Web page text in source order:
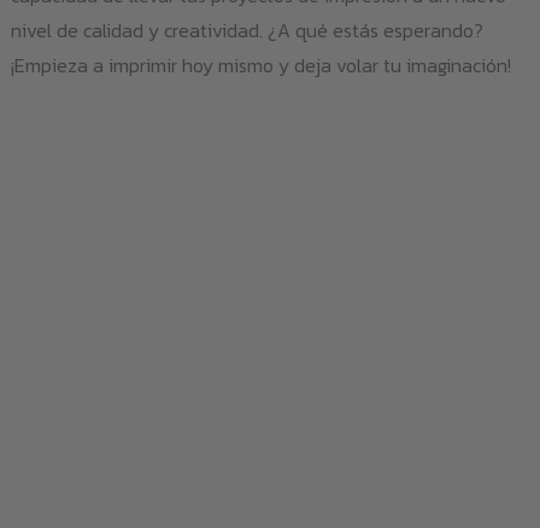
nivel de calidad y creatividad. ¿A qué estás esperando?
¡Empieza a imprimir hoy mismo y deja volar tu imaginación!